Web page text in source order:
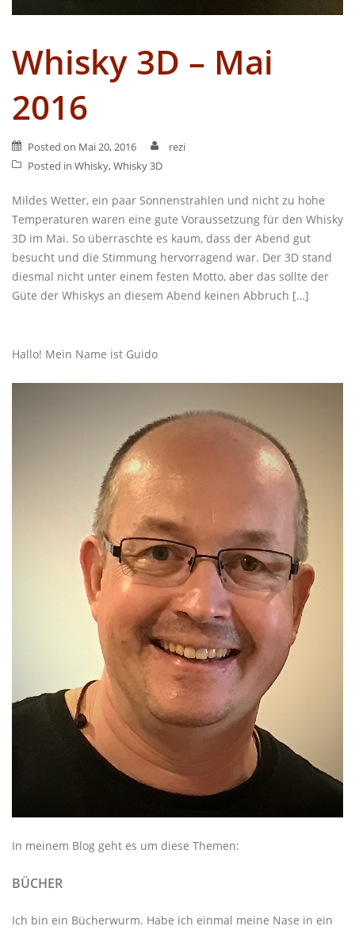
Whisky 3D – Mai
2016
Posted on Mai 20, 2016
rezi
Posted in Whisky,Whisky 3D
Mildes Wetter, ein paar Sonnenstrahlen und nicht zu hohe
Temperaturen waren eine gute Voraussetzung für den Whisky
3D im Mai. So überraschte es kaum, dass der Abend gut
besucht und die Stimmung hervorragend war. Der 3D stand
diesmal nicht unter einem festen Motto, aber das sollte der
Güte der Whiskys an diesem Abend keinen Abbruch […]
Hallo! Mein Name ist Guido
In meinem Blog geht es um diese Themen:
BÜCHER
Ich bin ein Bücherwurm. Habe ich einmal meine Nase in ein